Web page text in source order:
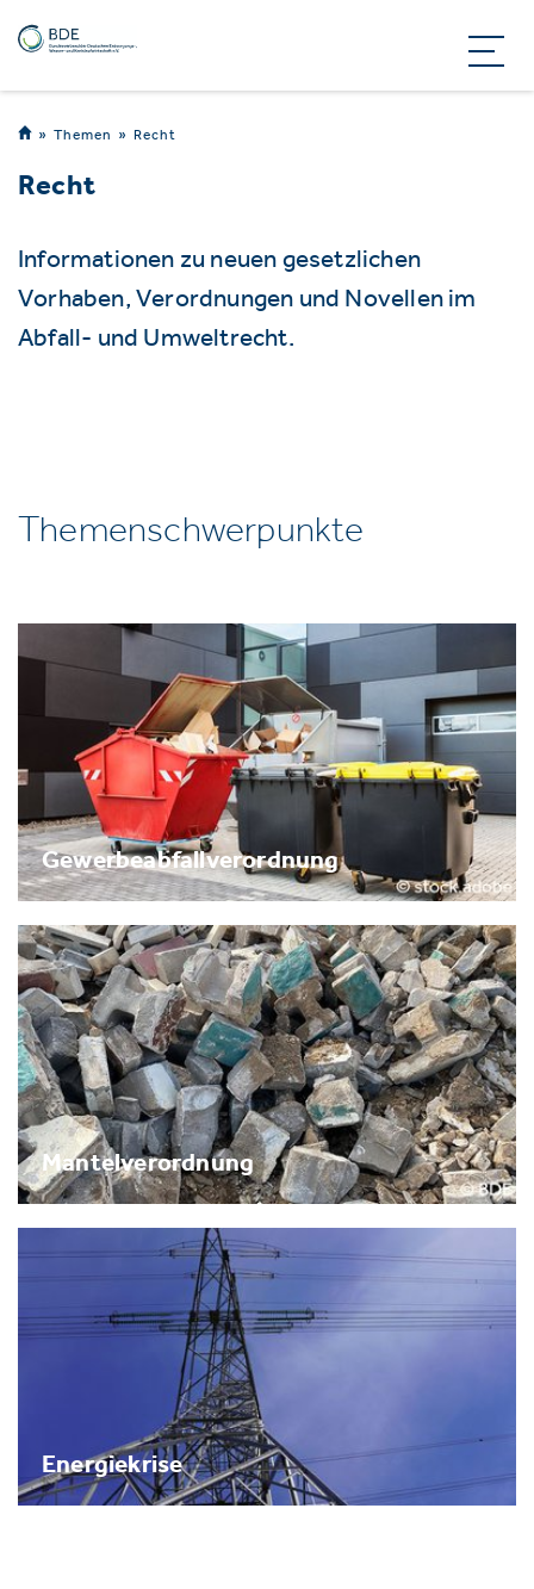
Themen Recht
Recht
Informationen zu neuen gesetzlichen
Vorhaben, Verordnungen und Novellen im
Abfall- und Umweltrecht.
Themenschwerpunkte
Gewerbeabfallverordnung
Mantelverordnung
Energiekrise